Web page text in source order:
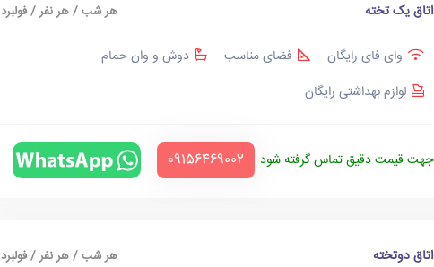
اتاق یک تخته هر شب / هر نفر / فولبرد
وای فای رایگان فضای مناسب
دوش و وان حمام
لوازم بهداشتی رایگان
جهت قیمت دقیق تماس گرفته شود ‪09156469002‬
اتاق دوتخته هر شب / هر نفر / فولبرد